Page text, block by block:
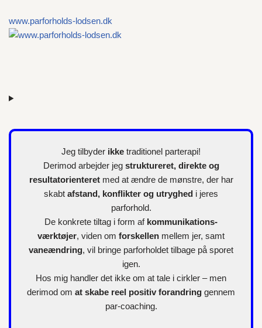
www.parforholds-lodsen.dk
Jeg tilbyder ikke traditionel parterapi!
Derimod arbejder jeg struktureret, direkte og
resultatorienteretmed at ændre de mønstre, der har
skabt afstand, konflikter og utryghed i jeres
parforhold.
De konkrete tiltag i form af kommunikations-
værktøjer, viden om forskellen mellem jer, samt
vaneændring, vil bringe parforholdet tilbage på sporet
igen.
Hos mig handler det ikke om at tale i cirkler – men
derimod om at skabe reel positiv forandring gennem
par-coaching.